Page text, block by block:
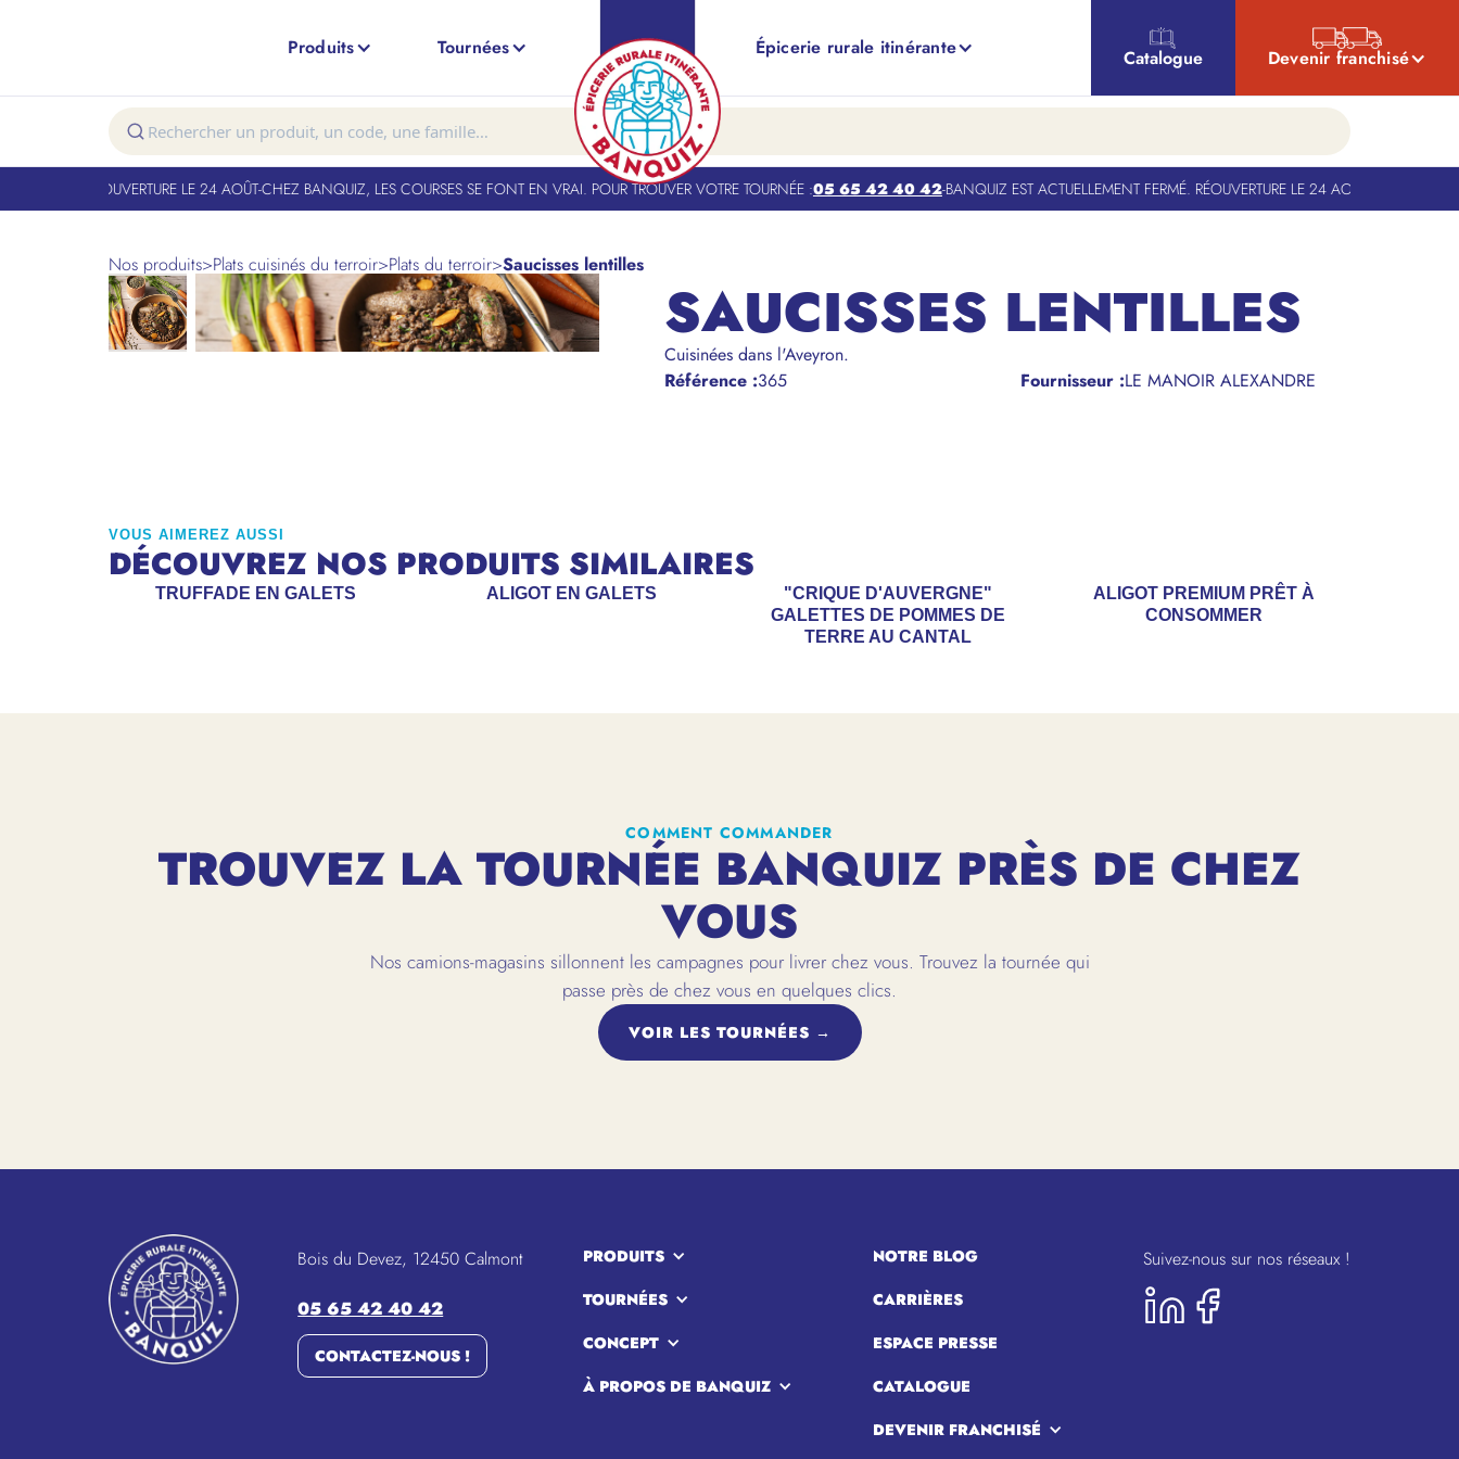
Produits Tournées Épicerie rurale itinérante Catalogue Devenir franchisé
FERMÉ. RÉOUVERTURE LE 24 AOÛT-CHEZ BANQUIZ, LES COURSES SE FONT EN VRAI. POUR TROUVER VOTRE TOURNÉE :05 65 42 40 42-BANQUIZ EST ACTUELLEMENT FERMÉ. RÉOUVERTURE LE 24 AOÛT-
Nos produits>Plats cuisinés du terroir>Plats du terroir>Saucisses lentilles
SAUCISSES LENTILLES
Cuisinées dans l'Aveyron.
Référence :365 Fournisseur :LE MANOIR ALEXANDRE
VOUS AIMEREZ AUSSI
DÉCOUVREZ NOS PRODUITS SIMILAIRES
TRUFFADE EN GALETS ALIGOT EN GALETS
"CRIQUE D'AUVERGNE"
GALETTES DE POMMES DE
TERRE AU CANTAL
ALIGOT PREMIUM PRÊT À
CONSOMMER
COMMENT COMMANDER
TROUVEZ LA TOURNÉE BANQUIZ PRÈS DE CHEZ
VOUS
Nos camions-magasins sillonnent les campagnes pour livrer chez vous. Trouvez la tournée qui
passe près de chez vous en quelques clics.
VOIR LES TOURNÉES →
Bois du Devez, 12450 Calmont
05 65 42 40 42
CONTACTEZ-NOUS !
PRODUITS
TOURNÉES
CONCEPT
À PROPOS DE BANQUIZ
NOTRE BLOG
CARRIÈRES
ESPACE PRESSE
CATALOGUE
DEVENIR FRANCHISÉ
Suivez-nous sur nos réseaux !